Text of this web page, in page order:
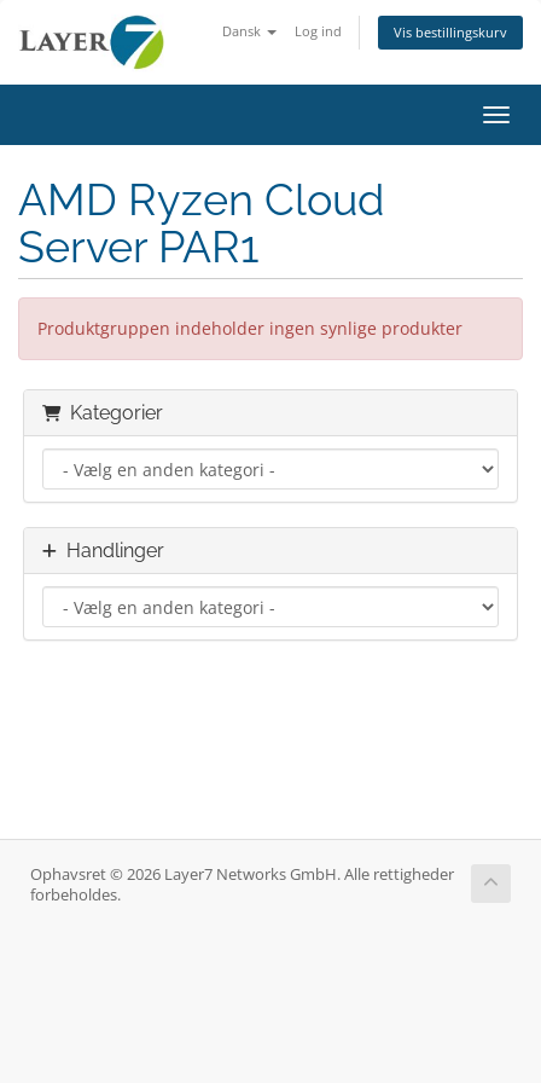
Dansk Log ind Vis bestillingskurv
Skift
AMD Ryzen Cloud
Server PAR1
Produktgruppen indeholder ingen synlige produkter
Kategorier
Handlinger
Ophavsret © 2026 Layer7 Networks GmbH. Alle rettigheder
forbeholdes.